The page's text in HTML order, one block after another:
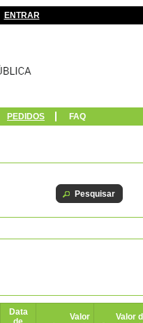
ENTRAR
PEDIDOS FAQ
Pesquisar
Data
Valor
Valor